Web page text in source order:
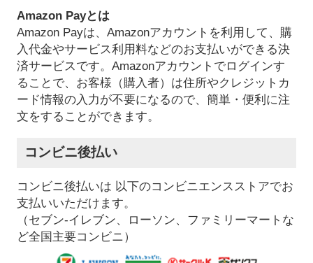
Amazon Payとは
Amazon Payは、Amazonアカウントを利用して、購
入代金やサービス利用料などのお支払いができる決
済サービスです。Amazonアカウントでログインす
ることで、お客様（購入者）は住所やクレジットカ
ード情報の入力が不要になるので、簡単・便利に注
文をすることができます。
コンビニ後払い
コンビニ後払いは 以下のコンビニエンスストアでお
支払いいただけます。
（セブン-イレブン、ローソン、ファミリーマートな
ど全国主要コンビニ）